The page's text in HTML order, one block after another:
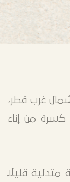
غرب قطر،
عام 1981. وهي كسرة من إناء
، والحافة متدلية قليلًا